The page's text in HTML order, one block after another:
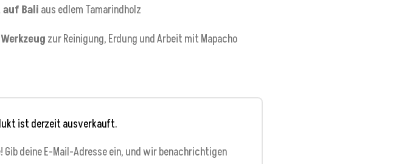
Baliaus edlem Tamarindholz
zur Reinigung, Erdung und Arbeit mit Mapacho
ist derzeit ausverkauft.
Gib deine E-Mail-Adresse ein, und wir benachrichtigen